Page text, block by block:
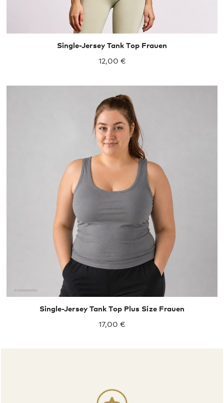
Single-Jersey Tank Top Frauen
12,00 €
XXL
Single-Jersey Tank Top Plus Size Frauen
17,00 €